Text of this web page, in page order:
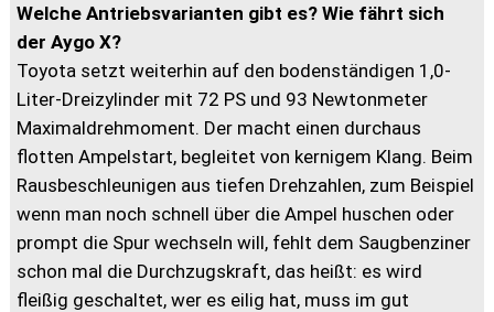
Welche Antriebsvarianten gibt es? Wie fährt sich
der Aygo X?
Toyota setzt weiterhin auf den bodenständigen 1,0-
Liter-Dreizylinder mit 72 PS und 93 Newtonmeter
Maximaldrehmoment. Der macht einen durchaus
flotten Ampelstart, begleitet von kernigem Klang. Beim
Rausbeschleunigen aus tiefen Drehzahlen, zum Beispiel
wenn man noch schnell über die Ampel huschen oder
prompt die Spur wechseln will, fehlt dem Saugbenziner
schon mal die Durchzugskraft, das heißt: es wird
fleißig geschaltet, wer es eilig hat, muss im gut